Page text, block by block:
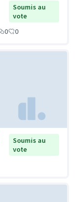
Soumis au
vote
0 0
Soumis au
vote